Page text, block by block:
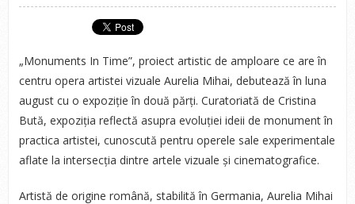
„Monuments In Time”, proiect artistic de amploare ce are în
centru opera artistei vizuale Aurelia Mihai, debutează în luna
august cu o expoziție în două părți. Curatoriată de Cristina
Bută, expoziția reflectă asupra evoluției ideii de monument în
practica artistei, cunoscută pentru operele sale experimentale
aflate la intersecția dintre artele vizuale și cinematografice.
Artistă de origine română, stabilită în Germania, Aurelia Mihai